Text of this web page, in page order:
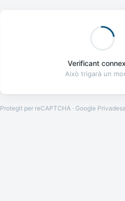
Verificant
Això trigarà un
Protegit per reCAPTCHA · Google Privadesa